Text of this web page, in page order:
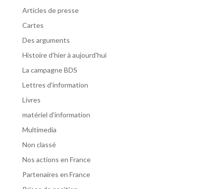
Articles de presse
Cartes
Des arguments
Histoire d'hier à aujourd'hui
La campagne BDS
Lettres d'information
Livres
matériel d'information
Multimedia
Non classé
Nos actions en France
Partenaires en France